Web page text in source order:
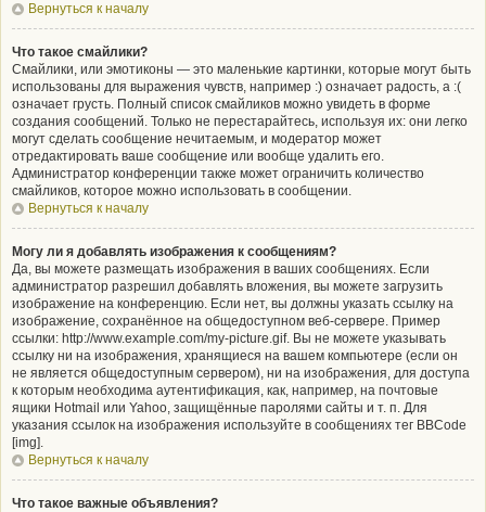
Вернуться к началу
Что такое смайлики?
Смайлики, или эмотиконы — это маленькие картинки, которые могут быть
использованы для выражения чувств, например :) означает радость, а :(
означает грусть. Полный список смайликов можно увидеть в форме
создания сообщений. Только не перестарайтесь, используя их: они легко
могут сделать сообщение нечитаемым, и модератор может
отредактировать ваше сообщение или вообще удалить его.
Администратор конференции также может ограничить количество
смайликов, которое можно использовать в сообщении.
Вернуться к началу
Могу ли я добавлять изображения к сообщениям?
Да, вы можете размещать изображения в ваших сообщениях. Если
администратор разрешил добавлять вложения, вы можете загрузить
изображение на конференцию. Если нет, вы должны указать ссылку на
изображение, сохранённое на общедоступном веб-сервере. Пример
ссылки: http://www.example.com/my-picture.gif. Вы не можете указывать
ссылку ни на изображения, хранящиеся на вашем компьютере (если он
не является общедоступным сервером), ни на изображения, для доступа
к которым необходима аутентификация, как, например, на почтовые
ящики Hotmail или Yahoo, защищённые паролями сайты и т. п. Для
указания ссылок на изображения используйте в сообщениях тег BBCode
[img].
Вернуться к началу
Что такое важные объявления?